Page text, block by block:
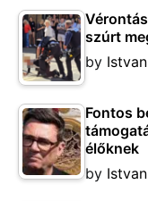
szúrt
by
Fontos
élőknek
by